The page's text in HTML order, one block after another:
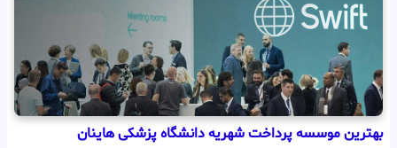
بهترین موسسه پرداخت شهریه دانشگاه پزشکی هاینان